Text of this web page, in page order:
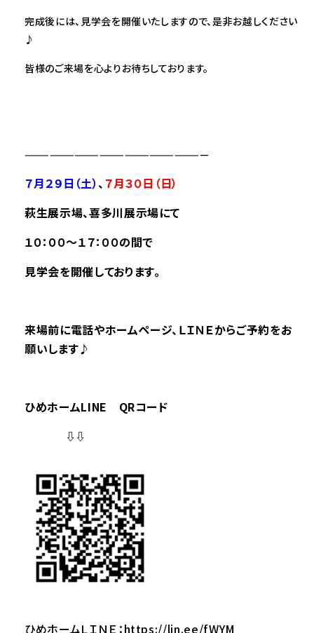
完成後には、見学会を開催いたしますので、是非お越しください
♪
皆様のご来場を心よりお待ちしております。
——————————————————————
７月２９日（土）、 ７月３０日（日）
萩生展示場、喜多川展示場にて
１０：００～１７：００の間で
見学会を開催しております。
来場前に電話やホームページ、ＬＩＮＥからご予約をお
願いします♪
ひめホームLINE QRコード
⇩⇩
ひめホームＬＩＮＥ：https://lin.ee/fWYM